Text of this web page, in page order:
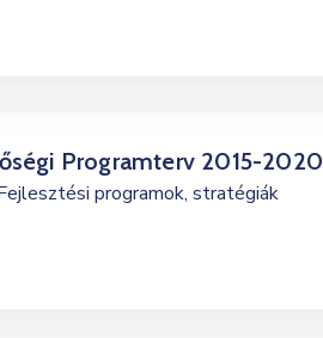
Programterv 2015-2020
programok, stratégiák